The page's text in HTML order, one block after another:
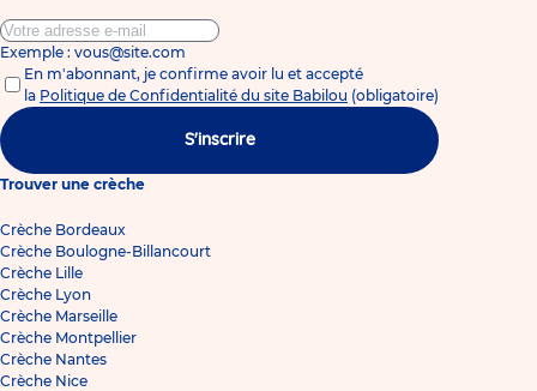
Exemple : vous@site.com
En m'abonnant, je confirme avoir lu et accepté
la Politique de Confidentialité du site Babilou (obligatoire)
S'inscrire
Trouver une crèche
Crèche Bordeaux
Crèche Boulogne-Billancourt
Crèche Lille
Crèche Lyon
Crèche Marseille
Crèche Montpellier
Crèche Nantes
Crèche Nice